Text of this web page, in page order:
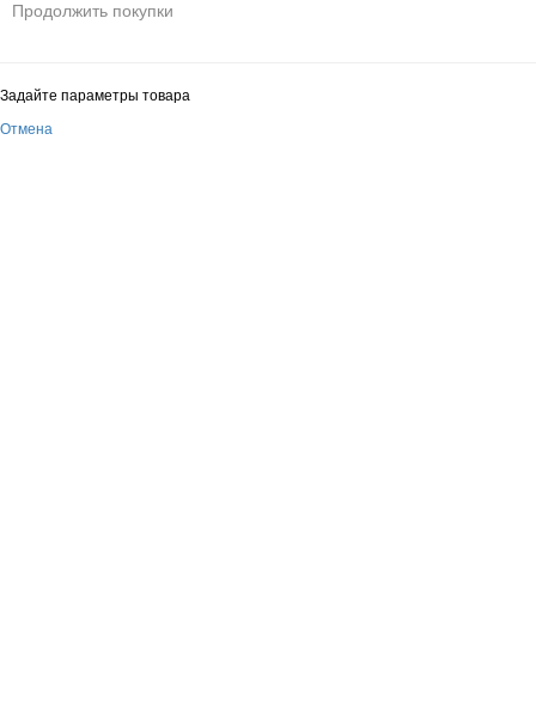
Продолжить покупки
Задайте параметры товара
Отмена